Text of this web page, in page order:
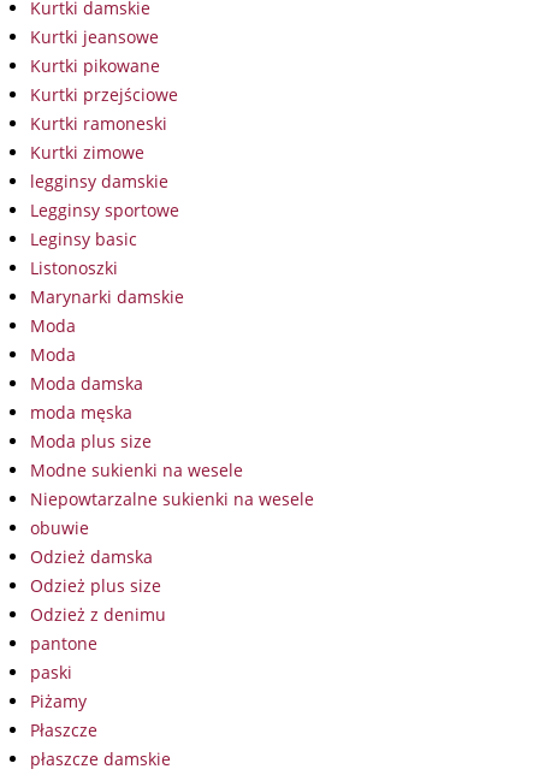
Kurtki damskie
Kurtki jeansowe
Kurtki pikowane
Kurtki przejściowe
Kurtki ramoneski
Kurtki zimowe
legginsy damskie
Legginsy sportowe
Leginsy basic
Listonoszki
Marynarki damskie
Moda
Moda
Moda damska
moda męska
Moda plus size
Modne sukienki na wesele
Niepowtarzalne sukienki na wesele
obuwie
Odzież damska
Odzież plus size
Odzież z denimu
pantone
paski
Piżamy
Płaszcze
płaszcze damskie